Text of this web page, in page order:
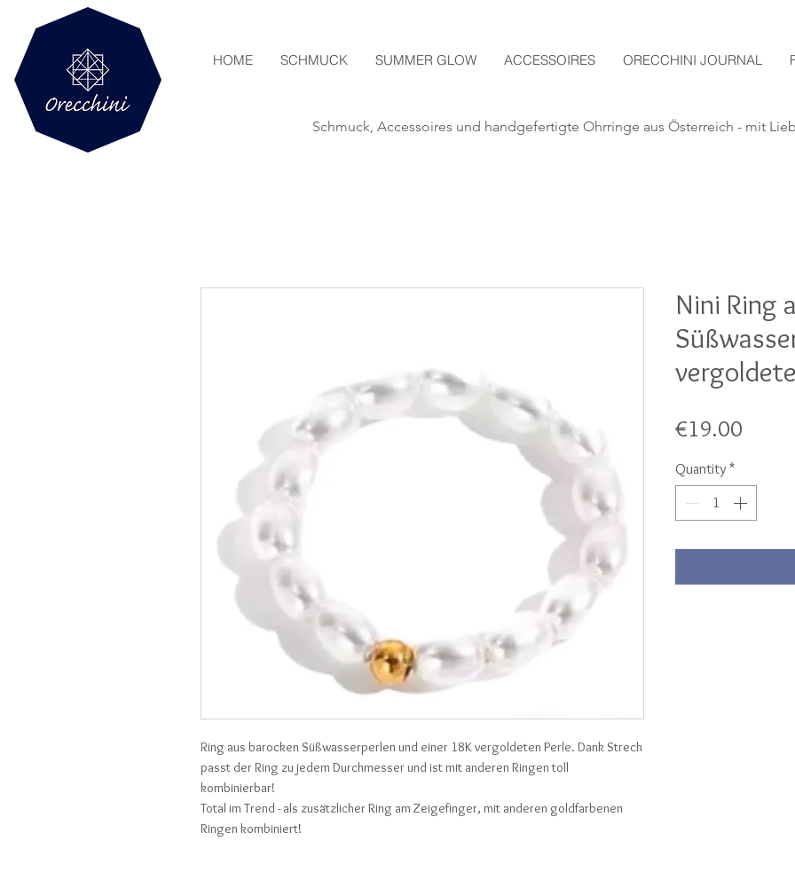
HOME SCHMUCK SUMMER GLOW ACCESSOIRES ORECCHINI JOURNAL
Schmuck, Accessoires und handgefertigte Ohrringe aus Österreich - mit
Ring aus barocken Süßwasserperlen und einer 18K vergoldeten Perle. Dank Strech
passt der Ring zu jedem Durchmesser und ist mit anderen Ringen toll
kombinierbar!
Total im Trend - als zusätzlicher Ring am Zeigefinger, mit anderen goldfarbenen
Ringen kombiniert!
Nini Ring
€19.00
Quantity *